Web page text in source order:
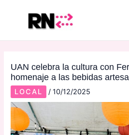
UAN celebra la cultura con
homenaje a las bebidas
LOCAL /10/12/2025
navigation